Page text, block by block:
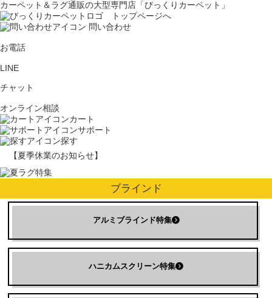
カーペット＆ラグ通販の大型専門店「びっくりカーペット」
問い合わせ
お電話
LINE
チャット
オンライン相談
カート
サポート
探す
【夏季休業のお知らせ】
ブラインド
アルミブラインド特集
ハニカムスクリーン特集